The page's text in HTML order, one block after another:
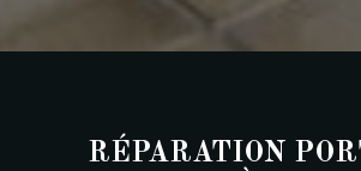
RÉPARATION